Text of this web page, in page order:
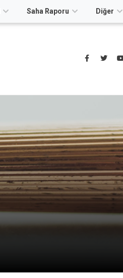
Saha Raporu Diğer